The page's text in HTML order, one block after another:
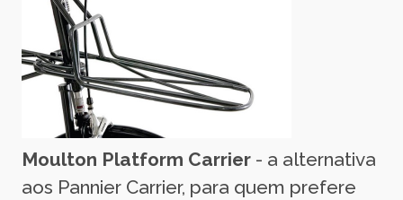
Moulton Platform Carrier - a alternativa
aos Pannier Carrier, para quem prefere